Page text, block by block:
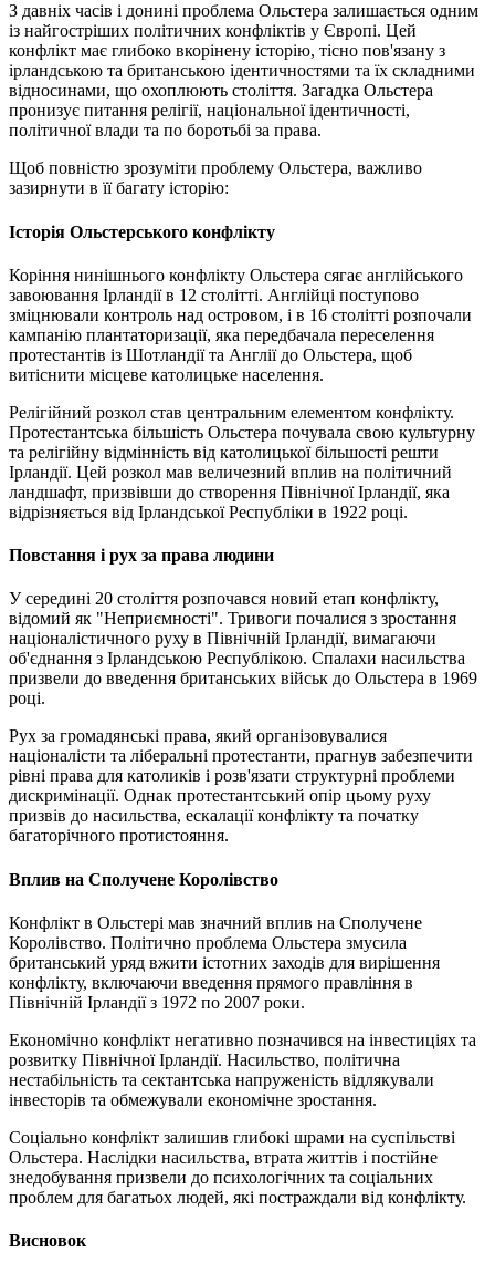
З давніх часів і донині проблема Ольстера залишається одним
із найгостріших політичних конфліктів у Європі. Цей
конфлікт має глибоко вкорінену історію, тісно пов'язану з
ірландською та британською ідентичностями та їх складними
відносинами, що охоплюють століття. Загадка Ольстера
пронизує питання релігії, національної ідентичності,
політичної влади та по боротьбі за права.
Щоб повністю зрозуміти проблему Ольстера, важливо
зазирнути в її багату історію:
Історія Ольстерського конфлікту
Коріння нинішнього конфлікту Ольстера сягає англійського
завоювання Ірландії в 12 столітті. Англійці поступово
зміцнювали контроль над островом, і в 16 столітті розпочали
кампанію плантаторизації, яка передбачала переселення
протестантів із Шотландії та Англії до Ольстера, щоб
витіснити місцеве католицьке населення.
Релігійний розкол став центральним елементом конфлікту.
Протестантська більшість Ольстера почувала свою культурну
та релігійну відмінність від католицької більшості решти
Ірландії. Цей розкол мав величезний вплив на політичний
ландшафт, призвівши до створення Північної Ірландії, яка
відрізняється від Ірландської Республіки в 1922 році.
Повстання і рух за права людини
У середині 20 століття розпочався новий етап конфлікту,
відомий як "Неприємності". Тривоги почалися з зростання
націоналістичного руху в Північній Ірландії, вимагаючи
об'єднання з Ірландською Республікою. Спалахи насильства
призвели до введення британських військ до Ольстера в 1969
році.
Рух за громадянські права, який організовувалися
націоналісти та ліберальні протестанти, прагнув забезпечити
рівні права для католиків і розв'язати структурні проблеми
дискримінації. Однак протестантський опір цьому руху
призвів до насильства, ескалації конфлікту та початку
багаторічного протистояння.
Вплив на Сполучене Королівство
Конфлікт в Ольстері мав значний вплив на Сполучене
Королівство. Політично проблема Ольстера змусила
британський уряд вжити істотних заходів для вирішення
конфлікту, включаючи введення прямого правління в
Північній Ірландії з 1972 по 2007 роки.
Економічно конфлікт негативно позначився на інвестиціях та
розвитку Північної Ірландії. Насильство, політична
нестабільність та сектантська напруженість відлякували
інвесторів та обмежували економічне зростання.
Соціально конфлікт залишив глибокі шрами на суспільстві
Ольстера. Наслідки насильства, втрата життів і постійне
знедобування призвели до психологічних та соціальних
проблем для багатьох людей, які постраждали від конфлікту.
Висновок